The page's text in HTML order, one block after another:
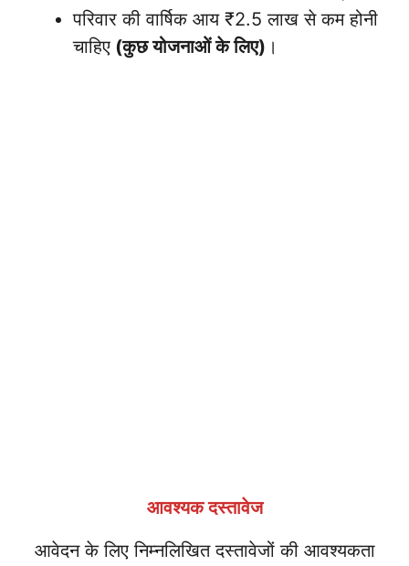
परिवार की वार्षिक आय ₹2.5 लाख से कम होनी
चाहिए (कुछ योजनाओं के लिए) ।
आवश्यक दस्तावेज
आवेदन के लिए निम्नलिखित दस्तावेजों की आवश्यकता